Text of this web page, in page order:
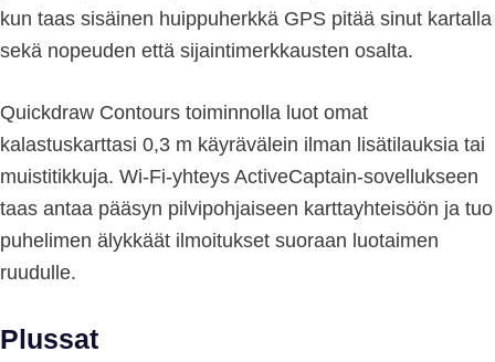
kun taas sisäinen huippuherkkä GPS pitää sinut kartalla
sekä nopeuden että sijaintimerkkausten osalta.
Quickdraw Contours toiminnolla luot omat
kalastuskarttasi 0,3 m käyrävälein ilman lisätilauksia tai
muistitikkuja. Wi-Fi-yhteys ActiveCaptain-sovellukseen
taas antaa pääsyn pilvipohjaiseen karttayhteisöön ja tuo
puhelimen älykkäät ilmoitukset suoraan luotaimen
ruudulle.
Plussat